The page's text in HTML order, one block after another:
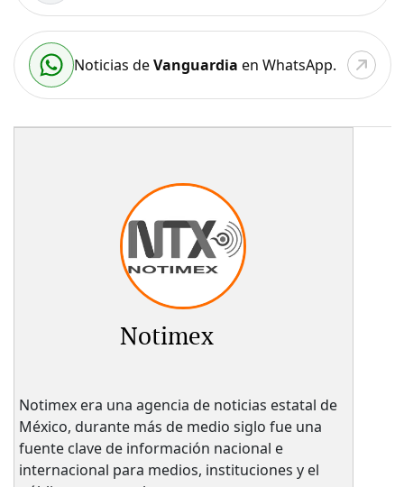
Noticias deVanguardia en WhatsApp.
Notimex
Notimex era una agencia de noticias estatal de
México, durante más de medio siglo fue una
fuente clave de información nacional e
internacional para medios, instituciones y el